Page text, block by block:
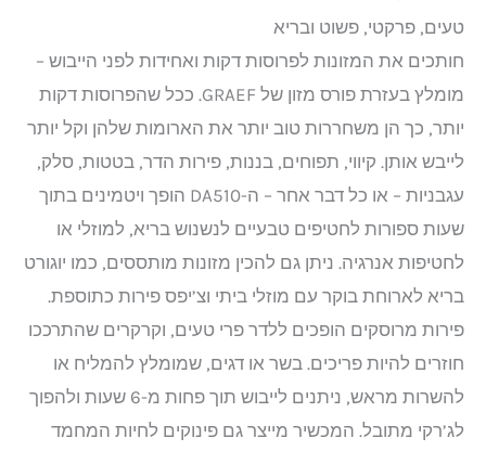
טעים, פרקטי, פשוט ובריא
חותכים את המזונות לפרוסות דקות ואחידות לפני הייבוש –
מומלץ בעזרת פורס מזון של GRAEF. ככל שהפרוסות דקות
יותר, כך הן משחררות טוב יותר את הארומות שלהן וקל יותר
לייבש אותן. קיווי, תפוחים, בננות, פירות הדר, בטטות, סלק,
עגבניות – או כל דבר אחר – ה-DA510 הופך ויטמינים בתוך
שעות ספורות לחטיפים טבעיים לנשנוש בריא, למוזלי או
לחטיפות אנרגיה. ניתן גם להכין מזונות מותססים, כמו יוגורט
בריא לארוחת בוקר עם מוזלי ביתי וצ’יפס פירות כתוספת.
פירות מרוסקים הופכים ללדר פרי טעים, וקרקרים שהתרככו
חוזרים להיות פריכים. בשר או דגים, שמומלץ להמליח או
להשרות מראש, ניתנים לייבוש תוך פחות מ-6 שעות ולהפוך
לג’רקי מתובל. המכשיר מייצר גם פינוקים לחיות המחמד